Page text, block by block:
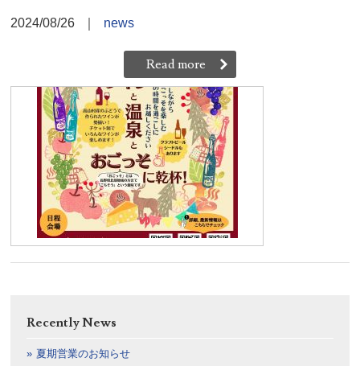
2024/08/26 news
Read more
Recently News
夏期営業のお知らせ